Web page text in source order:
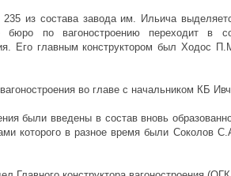
из состава завода им. Ильича
бюро по вагоностроению переходит в
Его главным конструктором был Ходос
во главе с начальником КБ
были введены в состав вновь
которого в разное время были Соколов